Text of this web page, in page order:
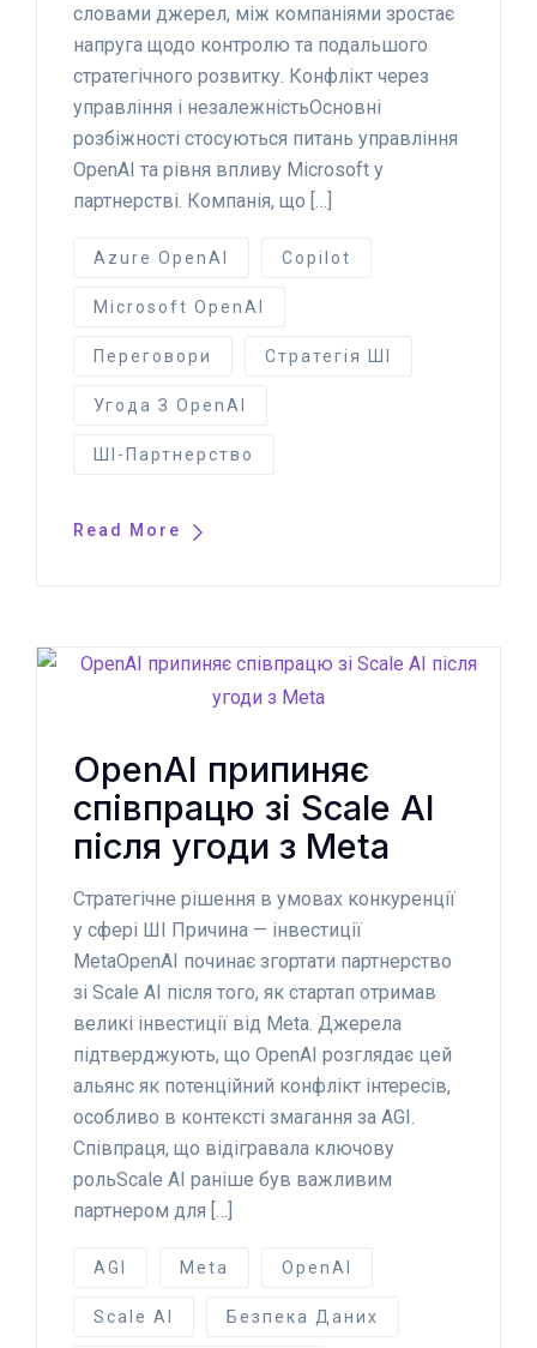
словами джерел, між компаніями зростає
напруга щодо контролю та подальшого
стратегічного розвитку. Конфлікт через
управління і незалежністьОсновні
розбіжності стосуються питань управління
OpenAI та рівня впливу Microsoft у
партнерстві. Компанія, що […]
Azure OpenAI Copilot
Microsoft OpenAI
Переговори Стратегія ШІ
Угода З OpenAI
ШІ-Партнерство
Read More
OpenAI припиняє
співпрацю зі Scale AI
після угоди з Meta
Стратегічне рішення в умовах конкуренції
у сфері ШІ Причина — інвестиції
MetaOpenAI починає згортати партнерство
зі Scale AI після того, як стартап отримав
великі інвестиції від Meta. Джерела
підтверджують, що OpenAI розглядає цей
альянс як потенційний конфлікт інтересів,
особливо в контексті змагання за AGI.
Співпраця, що відігравала ключову
рольScale AI раніше був важливим
партнером для […]
AGI Meta OpenAI
Scale AI Безпека Даних